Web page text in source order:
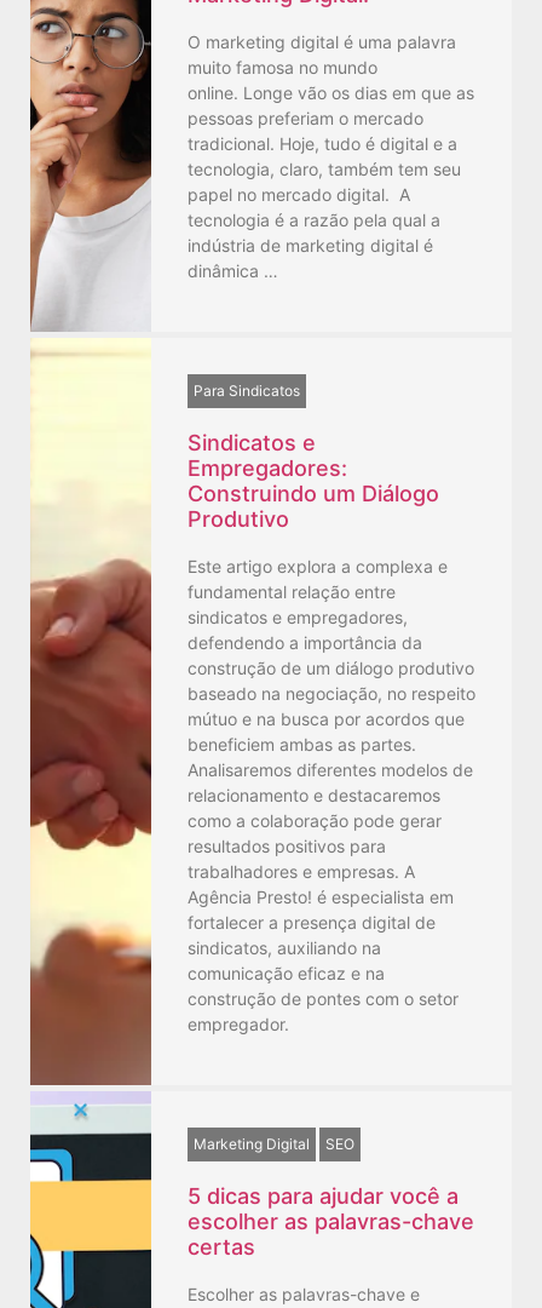
O marketing digital é uma palavra
muito famosa no mundo
online. Longe vão os dias em que as
pessoas preferiam o mercado
tradicional. Hoje, tudo é digital e a
tecnologia, claro, também tem seu
papel no mercado digital. A
tecnologia é a razão pela qual a
indústria de marketing digital é
dinâmica …
Para Sindicatos
Sindicatos e
Empregadores:
Construindo um Diálogo
Produtivo
Este artigo explora a complexa e
fundamental relação entre
sindicatos e empregadores,
defendendo a importância da
construção de um diálogo produtivo
baseado na negociação, no respeito
mútuo e na busca por acordos que
beneficiem ambas as partes.
Analisaremos diferentes modelos de
relacionamento e destacaremos
como a colaboração pode gerar
resultados positivos para
trabalhadores e empresas. A
Agência Presto! é especialista em
fortalecer a presença digital de
sindicatos, auxiliando na
comunicação eficaz e na
construção de pontes com o setor
empregador.
Marketing Digital SEO
5 dicas para ajudar você a
escolher as palavras-chave
certas
Escolher as palavras-chave e